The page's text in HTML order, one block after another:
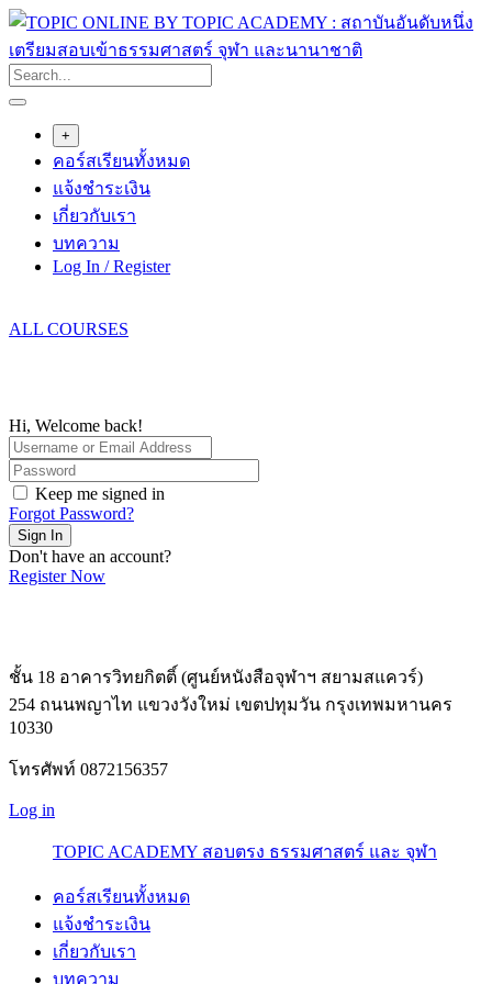
Skip
content
+
คอร์สเรียนทั้งหมด
แจ้งชำระเงิน
เกี่ยวกับเรา
บทความ
Log In / Register
ALL COURSES
Hi, Welcome back!
Keep me signed in
Forgot Password?
Sign In
Don't have an account?
Register Now
ชั้น 18 อาคารวิทยกิตติ์ (ศูนย์หนังสือจุฬาฯ สยามสแควร์)
254 ถนนพญาไท แขวงวังใหม่ เขตปทุมวัน กรุงเทพมหานคร
10330
โทรศัพท์ 0872156357
Log in
TOPIC ACADEMY สอบตรง ธรรมศาสตร์ และ จุฬา
คอร์สเรียนทั้งหมด
แจ้งชำระเงิน
เกี่ยวกับเรา
บทความ